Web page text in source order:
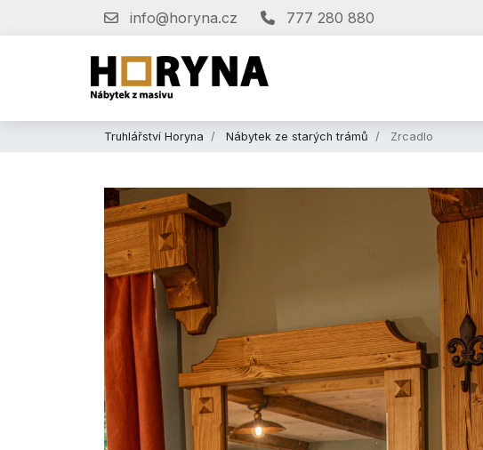
info@horyna.cz 777 280 880
Truhlářství Horyna Nábytek ze starých trámů Zrcadlo